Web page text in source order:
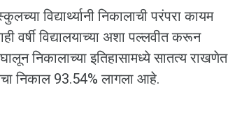
विद्यार्थ्यानी निकालाची परंपरा कायम
वर्षी विद्यालयाच्या अशा पल्लवीत करून
निकालाच्या इतिहासामध्ये सातत्य राखणेत
निकाल 93.54% लागला आहे.